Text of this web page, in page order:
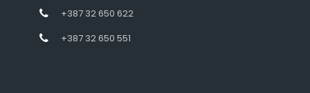
+387 32 650 622
+387 32 650 551